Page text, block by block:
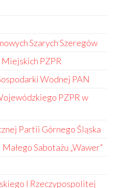
Szarych Szeregów
PZPR
Wodnej PAN
PZPR w
Partii Górnego Śląska
Sabotażu „Wawer”
I Rzeczypospolitej